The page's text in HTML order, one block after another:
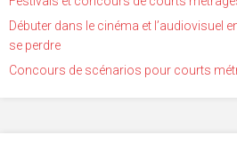
Débuter dans le cinéma et l’audiovisuel
se perdre
Concours de scénarios pour courts